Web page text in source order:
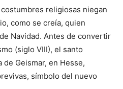
religiosas niegan
como se creía, quien
Navidad. Antes de convertir
(siglo VIII), el santo
Geismar, en Hesse,
símbolo del nuevo